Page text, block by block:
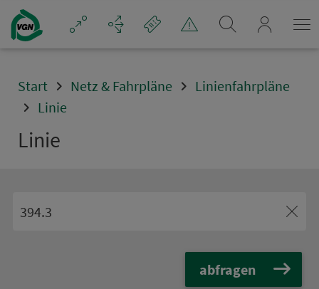
Navigation überspringen
Start Netz & Fahrpläne
Linienfahrpläne
Linie
Linie
abfragen